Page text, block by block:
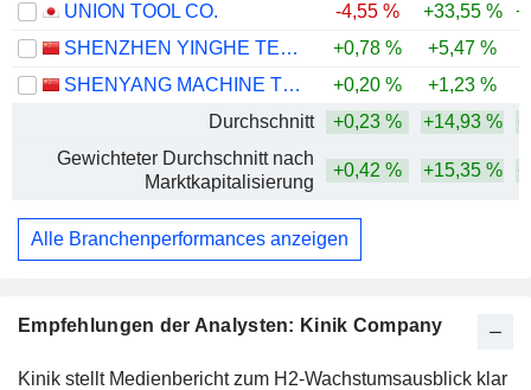
Empfehlungen der Analysten: Kinik Company
Kinik stellt Medienbericht zum H2-Wachstumsausblick klar
UNION TOOL CO.
-4,55 % +33,55 %
SHENZHEN YINGHE TECHNOLOGY CO., LTD
+0,78 % +5,47 %
SHENYANG MACHINE TOOL CO., LTD.
+0,20 % +1,23 %
Durchschnitt
+0,23 % +14,93 %
Gewichteter Durchschnitt nach
Marktkapitalisierung
+0,42 % +15,35 %
Alle Branchenperformances anzeigen